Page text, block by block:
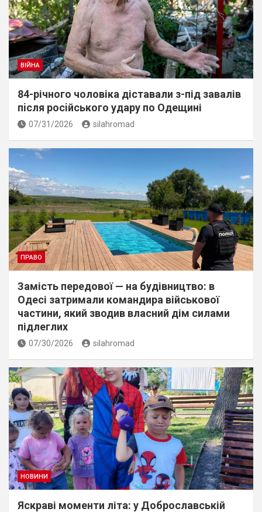
ВІЙНА
84-річного чоловіка діставали з-під завалів
пiсля росiйського удару по Одещині
07/31/2026 silahromad
ПРАВО
Замість передової — на будівництво: в
Одесі затримали командира військової
частини, який зводив власний дім силами
підлеглих
07/30/2026 silahromad
НОВИНИ
Яскраві моменти літа: у Доброславській